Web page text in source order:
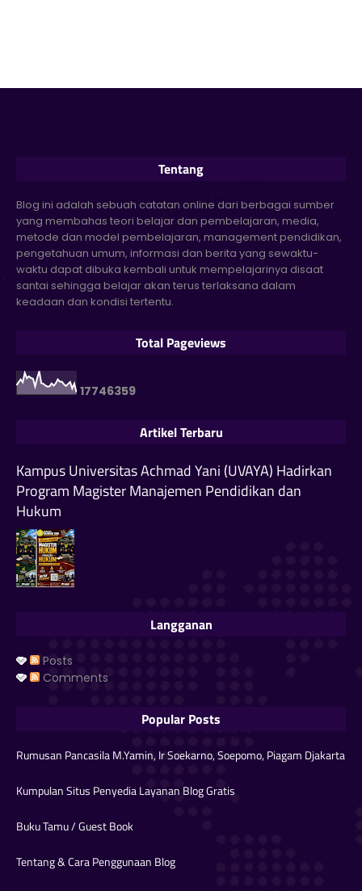
Tentang
Blog ini adalah sebuah catatan online dari berbagai sumber
yang membahas teori belajar dan pembelajaran, media,
metode dan model pembelajaran, management pendidikan,
pengetahuan umum, informasi dan berita yang sewaktu-
waktu dapat dibuka kembali untuk mempelajarinya disaat
santai sehingga belajar akan terus terlaksana dalam
keadaan dan kondisi tertentu.
Total Pageviews
17746359
Artikel Terbaru
Kampus Universitas Achmad Yani (UVAYA) Hadirkan
Program Magister Manajemen Pendidikan dan
Hukum
Langganan
Posts
Comments
Popular Posts
Rumusan Pancasila M.Yamin, Ir Soekarno, Soepomo, Piagam Djakarta
Kumpulan Situs Penyedia Layanan Blog Gratis
Buku Tamu / Guest Book
Tentang & Cara Penggunaan Blog